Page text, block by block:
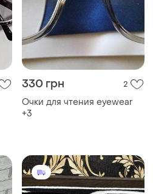
330 грн 2
Очки для чтения eyewear
+3